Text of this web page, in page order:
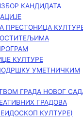
КАНДИДАТА
ПРЕСТОНИЦА
КУЛТУРЕ
УМЕТНИЧКИМ
ГРАДА НОВОГ
ГРАДОВА
КУЛТУРЕ)